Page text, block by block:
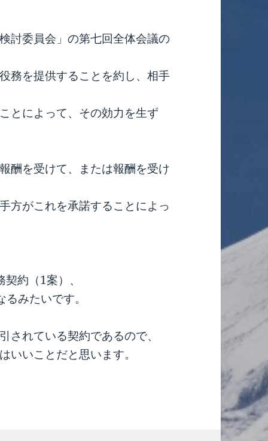
討委員会」の第七回全体会議の
務を提供することを約し、相手
とによって、その効力を生ず
酬を受けて、または報酬を受け
方がこれを承諾することによっ
約（1案）、
みたいです。
されている契約であるので、
いいことだと思います。